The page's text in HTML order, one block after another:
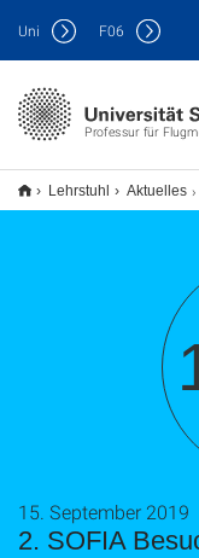
Professur für
Uni F06
Lehrstuhl Aktuelles
2. SOFIA
15. September 2019